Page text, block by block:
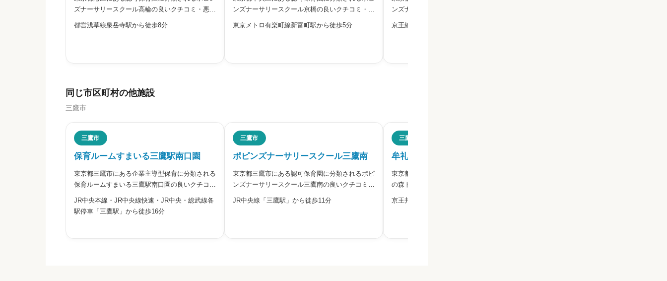
星の数をお選びください
職員の人間関係
管理職との人間関係
星の数をお選びください  
ズナーサリースクール高輪の良いクチコミ・悪い
クチコミを合わせて評判をご紹介します。
都営浅草線泉岳寺駅から徒歩8分
ンズナーサリースクール京橋の良いクチコミ・悪
いクチコミを合わせて評判をご紹介します。
東京メトロ有楽町線新富町駅から徒歩5分
ンズナーサリースクール調布の良いクチコミ・悪
いクチコミを合わせて評判をご紹介します。運営
京王線「つつじヶ丘駅」から徒歩8分
同じ市区町村の他施設
三鷹市
三鷹市
保育ルームすまいる三鷹駅南口園
東京都三鷹市にある企業主導型保育に分類される
保育ルームすまいる三鷹駅南口園の良いクチコ
ミ・悪いクチコミを合わせて評判をご紹介しま
す。同園は、各々の年齢にあった学習・遊び・食
JR中央本線・JR中央線快速・JR中央・総武線各
駅停車「三鷹駅」から徒歩16分
三鷹市
ポピンズナーサリースクール三鷹南
東京都三鷹市にある認可保育園に分類されるポピ
ンズナーサリースクール三鷹南の良いクチコミ・
悪いクチコミを合わせて評判をご紹介します。三
JR中央線「三鷹駅」から徒歩11分
三鷹市
牟礼の森トキ保育園
東京都三鷹市にある認可保育園に分類される牟礼
の森トキ保育園の良いクチコミ・悪いクチコミを
合わせて評判をご紹介します。三鷹市にある認可
京王井の頭線「井の頭公園駅」から徒歩14分